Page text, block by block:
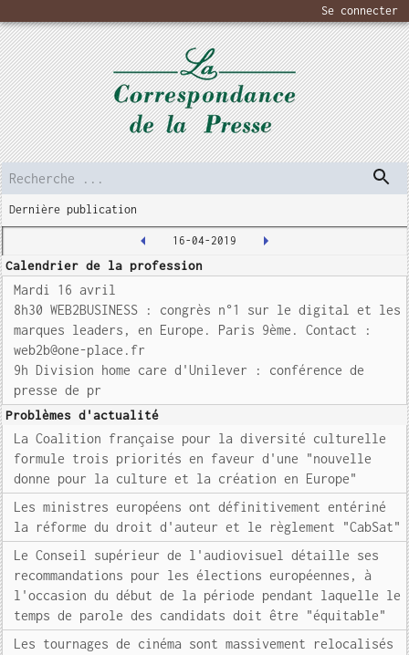
Se connecter
Dernière publication
16-04-2019
Calendrier de la profession
Mardi 16 avril
8h30 WEB2BUSINESS : congrès n°1 sur le digital et les
marques leaders, en Europe. Paris 9ème. Contact :
web2b@one-place.fr
9h Division home care d'Unilever : conférence de
presse de pr
Problèmes d'actualité
La Coalition française pour la diversité culturelle
formule trois priorités en faveur d'une "nouvelle
donne pour la culture et la création en Europe"
Les ministres européens ont définitivement entériné
la réforme du droit d'auteur et le règlement "CabSat"
Le Conseil supérieur de l'audiovisuel détaille ses
recommandations pour les élections européennes, à
l'occasion du début de la période pendant laquelle le
temps de parole des candidats doit être "équitable"
Les tournages de cinéma sont massivement relocalisés